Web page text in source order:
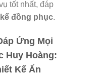
tốt nhất, đáp
đồng phục.
Ứng Mọi
Huy Hoàng:
Kế Ấn